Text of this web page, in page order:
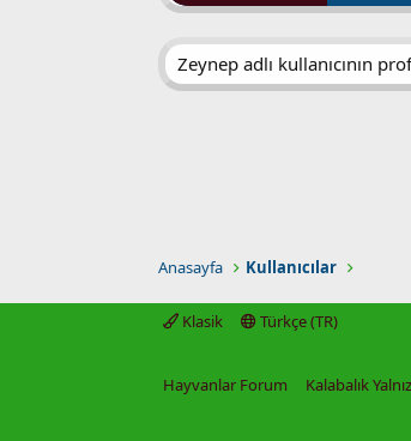
Zeynep adlı kullanıcının
Anasayfa Kullanıcılar
Klasik Türkçe (TR)
Hayvanlar Forum Kalabalık